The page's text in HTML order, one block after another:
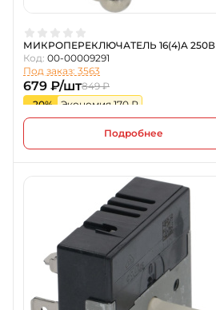
МИКРОПЕРЕКЛЮЧАТЕЛЬ 16(4)A 250В
Код: 00-00009291
Под заказ: 3563
679 ₽/шт849 ₽
-20%
Экономия 170 ₽
Подробнее